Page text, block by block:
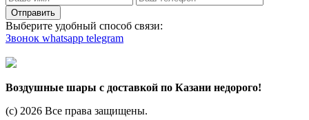
Отправить
Выберите удобный способ связи:
Звонок whatsapp telegram
Воздушные шары с доставкой по Казани недорого!
(c) 2026 Все права защищены.